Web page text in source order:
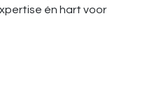
én hart voor